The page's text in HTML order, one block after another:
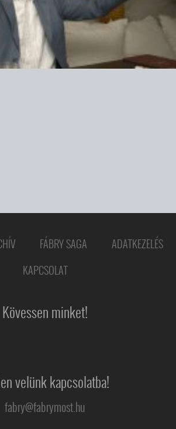
FÁBRY SAGA
ADATKEZELÉS
KAPCSOLAT
Kövessen minket!
velünk kapcsolatba!
fabry@fabrymost.hu